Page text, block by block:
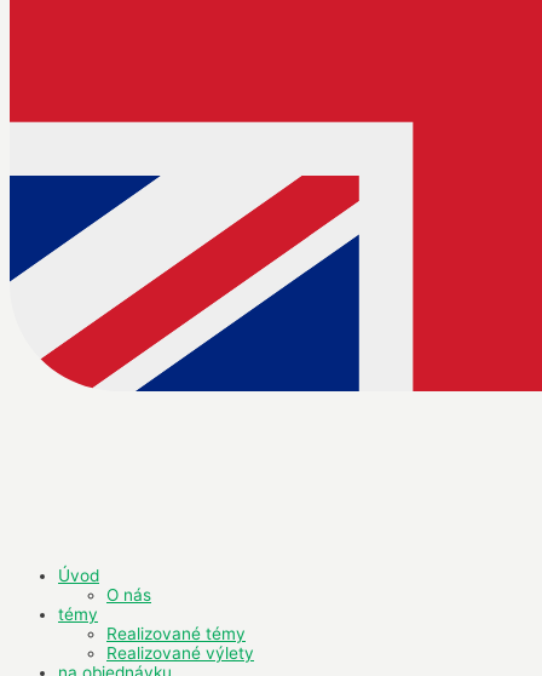
Úvod
O nás
témy
Realizované témy
Realizované výlety
na objednávku